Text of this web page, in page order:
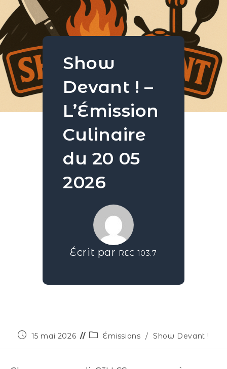
Show
Devant ! –
L’Émission
Culinaire
du 20 05
2026
Écrit par REC 103.7
15 mai 2026 Émissions / Show Devant !